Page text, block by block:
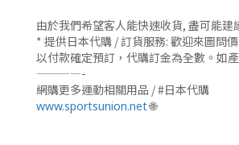
由於我們希望客人能快速收貨, 盡可能建
* 提供日本代購 / 訂貨服務: 歡迎來圖問
以付款確定預訂，代購訂金為全數。如
————-
網購更多運動相關用品 / #日本代購
www.sportsunion.net🌐